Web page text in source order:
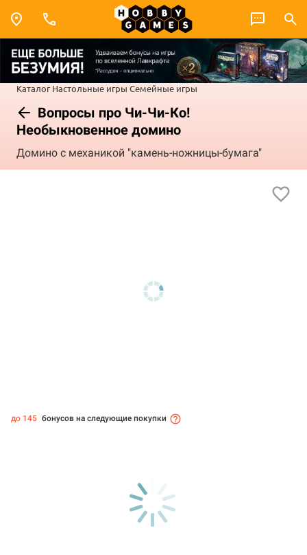
Каталог Настольные игры Семейные игры
Вопросы про Чи-Чи-Ко!
Необыкновенное домино
Домино с механикой "камень-ножницы-бумага"
до 145 бонусов на следующие покупки